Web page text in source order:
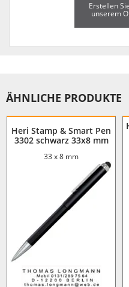
Erstellen
unserem
ÄHNLICHE PRODUKTE
Heri Stamp & Smart Pen
3302 schwarz 33x8 mm
33 x 8 mm